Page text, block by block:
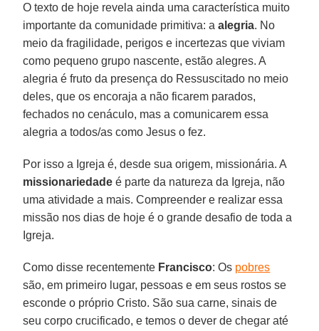
O texto de hoje revela ainda uma característica muito
importante da comunidade primitiva: a alegria. No
meio da fragilidade, perigos e incertezas que viviam
como pequeno grupo nascente, estão alegres. A
alegria é fruto da presença do Ressuscitado no meio
deles, que os encoraja a não ficarem parados,
fechados no cenáculo, mas a comunicarem essa
alegria a todos/as como Jesus o fez.
Por isso a Igreja é, desde sua origem, missionária. A
missionariedade é parte da natureza da Igreja, não
uma atividade a mais. Compreender e realizar essa
missão nos dias de hoje é o grande desafio de toda a
Igreja.
Como disse recentemente Francisco: Os pobres
são, em primeiro lugar, pessoas e em seus rostos se
esconde o próprio Cristo. São sua carne, sinais de
seu corpo crucificado, e temos o dever de chegar até